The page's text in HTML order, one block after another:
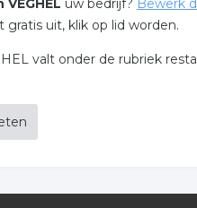
uw bedrijf? Bewerk
uit, klik op lid worden.
valt onder de rubriek